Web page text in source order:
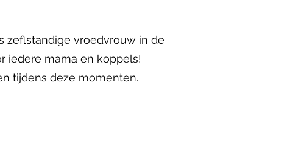
zeflstandige vroedvrouw in de
iedere mama en koppels!
tijdens deze momenten.